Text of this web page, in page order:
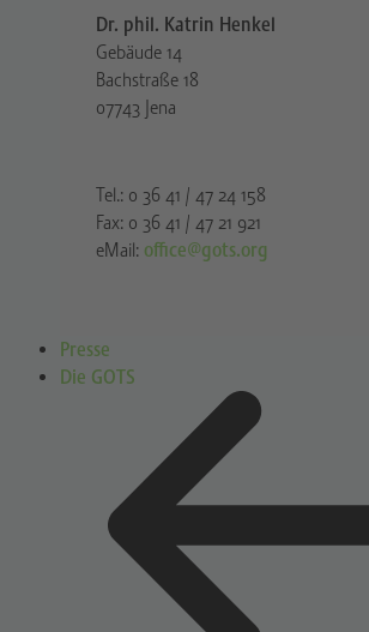
Dr. phil. Katrin Henkel
Gebäude 14
Bachstraße 18
07743 Jena
Tel.: 0 36 41 / 47 24 158
Fax: 0 36 41 / 47 21 921
eMail: office@gots.org
Presse
Die GOTS